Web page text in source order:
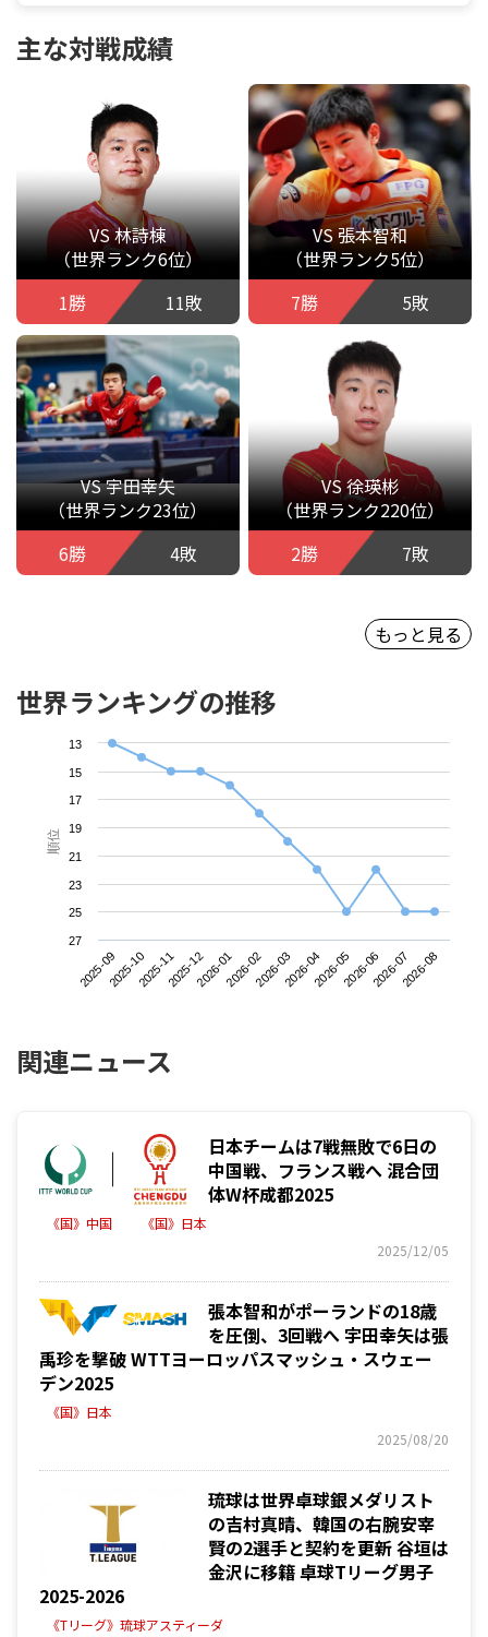
主な対戦成績
VS 林詩棟
（世界ランク6位）
1勝
11敗
VS 張本智和
（世界ランク5位）
7勝
5敗
VS 宇田幸矢
（世界ランク23位）
6勝
4敗
VS 徐瑛彬
（世界ランク220位）
2勝
7敗
もっと見る
世界ランキングの推移
順位
2025-092025-102025-112025-122026-012026-022026-032026-042026-052026-062026-072026-08
13
15
17
19
21
23
25
27
関連ニュース
日本チームは7戦無敗で6日の
中国戦、フランス戦へ 混合団
体W杯成都2025
《国》中国
《国》日本
2025/12/05
張本智和がポーランドの18歳
を圧倒、3回戦へ 宇田幸矢は張
禹珍を撃破 WTTヨーロッパスマッシュ・スウェー
デン2025
《国》日本
2025/08/20
琉球は世界卓球銀メダリスト
の吉村真晴、韓国の右腕安宰
賢の2選手と契約を更新 谷垣は
金沢に移籍 卓球Tリーグ男子
2025-2026
《Tリーグ》琉球アスティーダ